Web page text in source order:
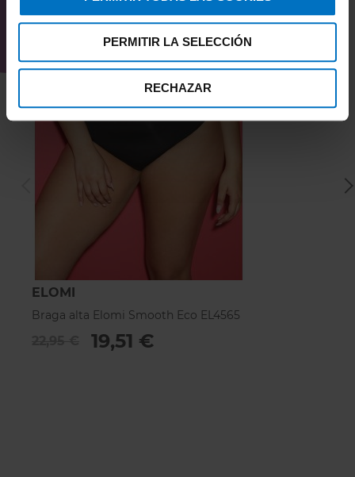
PERMITIR LA SELECCIÓN
RECHAZAR
ELOMI
Braga alta Elomi Smooth Eco EL4565
19,51 €